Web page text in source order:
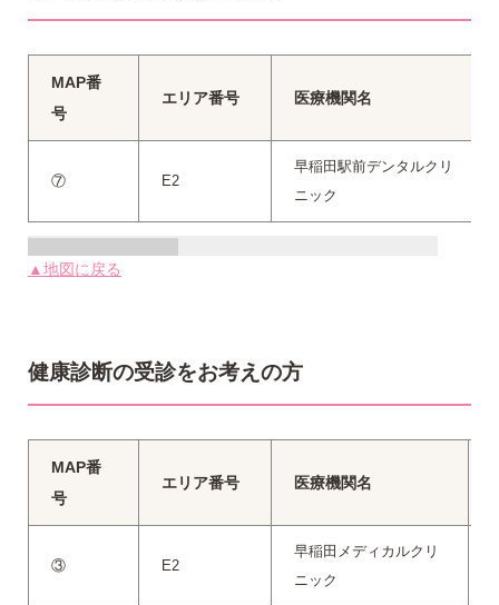
MAP番
号
エリア番号 医療機関名
⑦ E2
早稲田駅前デンタルクリ
ニック
▲地図に戻る
健康診断の受診をお考えの方
MAP番
号
エリア番号 医療機関名
③ E2
早稲田メディカルクリ
ニック